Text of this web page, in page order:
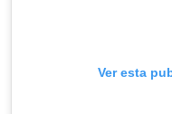
Ver esta